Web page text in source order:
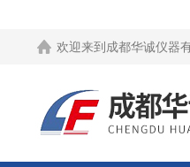
欢迎来到 成都华诚仪器